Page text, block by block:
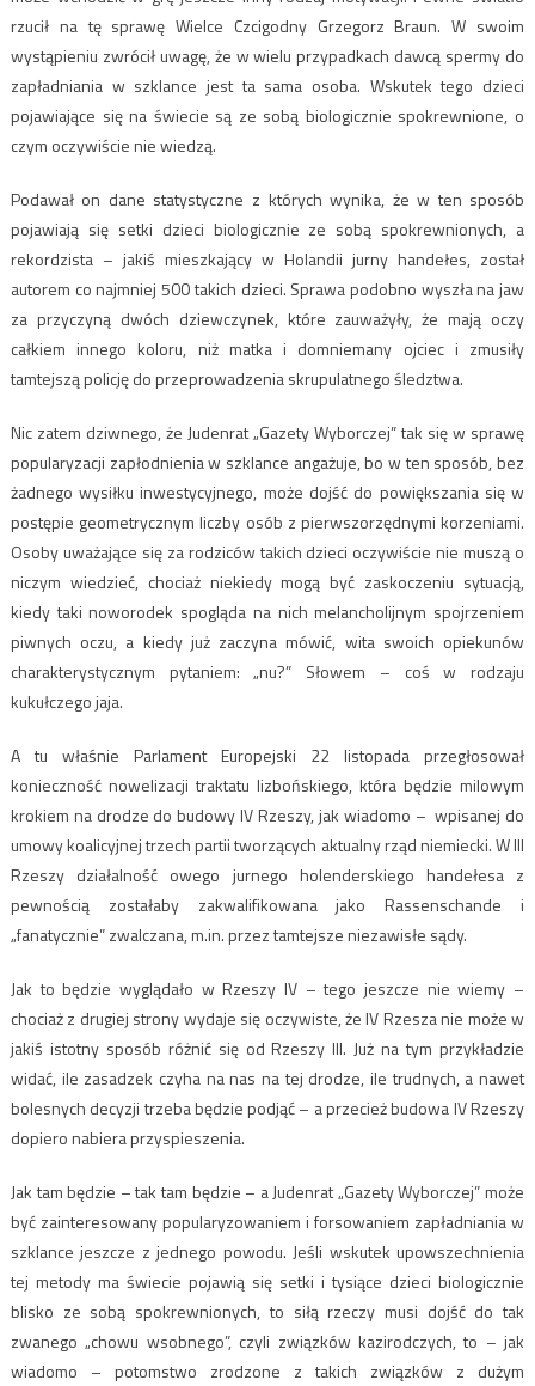
rzucił na tę sprawę Wielce Czcigodny Grzegorz Braun. W swoim
wystąpieniu zwrócił uwagę, że w wielu przypadkach dawcą spermy do
zapładniania w szklance jest ta sama osoba. Wskutek tego dzieci
pojawiające się na świecie są ze sobą biologicznie spokrewnione, o
czym oczywiście nie wiedzą.
Podawał on dane statystyczne z których wynika, że w ten sposób
pojawiają się setki dzieci biologicznie ze sobą spokrewnionych, a
rekordzista – jakiś mieszkający w Holandii jurny handełes, został
autorem co najmniej 500 takich dzieci. Sprawa podobno wyszła na jaw
za przyczyną dwóch dziewczynek, które zauważyły, że mają oczy
całkiem innego koloru, niż matka i domniemany ojciec i zmusiły
tamtejszą policję do przeprowadzenia skrupulatnego śledztwa.
Nic zatem dziwnego, że Judenrat „Gazety Wyborczej” tak się w sprawę
popularyzacji zapłodnienia w szklance angażuje, bo w ten sposób, bez
żadnego wysiłku inwestycyjnego, może dojść do powiększania się w
postępie geometrycznym liczby osób z pierwszorzędnymi korzeniami.
Osoby uważające się za rodziców takich dzieci oczywiście nie muszą o
niczym wiedzieć, chociaż niekiedy mogą być zaskoczeniu sytuacją,
kiedy taki noworodek spogląda na nich melancholijnym spojrzeniem
piwnych oczu, a kiedy już zaczyna mówić, wita swoich opiekunów
charakterystycznym pytaniem: „nu?” Słowem – coś w rodzaju
kukułczego jaja.
A tu właśnie Parlament Europejski 22 listopada przegłosował
konieczność nowelizacji traktatu lizbońskiego, która będzie milowym
krokiem na drodze do budowy IV Rzeszy, jak wiadomo – wpisanej do
umowy koalicyjnej trzech partii tworzących aktualny rząd niemiecki. W III
Rzeszy działalność owego jurnego holenderskiego handełesa z
pewnością zostałaby zakwalifikowana jako Rassenschande i
„fanatycznie” zwalczana, m.in. przez tamtejsze niezawisłe sądy.
Jak to będzie wyglądało w Rzeszy IV – tego jeszcze nie wiemy –
chociaż z drugiej strony wydaje się oczywiste, że IV Rzesza nie może w
jakiś istotny sposób różnić się od Rzeszy III. Już na tym przykładzie
widać, ile zasadzek czyha na nas na tej drodze, ile trudnych, a nawet
bolesnych decyzji trzeba będzie podjąć – a przecież budowa IV Rzeszy
dopiero nabiera przyspieszenia.
Jak tam będzie – tak tam będzie – a Judenrat „Gazety Wyborczej” może
być zainteresowany popularyzowaniem i forsowaniem zapładniania w
szklance jeszcze z jednego powodu. Jeśli wskutek upowszechnienia
tej metody ma świecie pojawią się setki i tysiące dzieci biologicznie
blisko ze sobą spokrewnionych, to siłą rzeczy musi dojść do tak
zwanego „chowu wsobnego”, czyli związków kazirodczych, to – jak
wiadomo – potomstwo zrodzone z takich związków z dużym